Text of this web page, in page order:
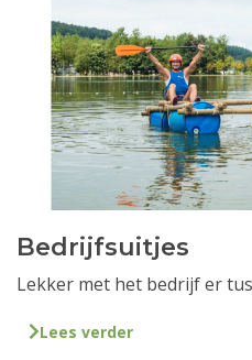
Bedrijfsuitjes
Lekker met het bedrijf er
Lees verder